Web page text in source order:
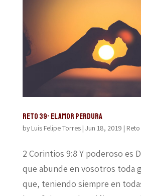
Reto 39- El amor perdura
by Luis Felipe Torres| Jun 18, 2019 |
2 Corintios 9:8 Y poderoso es
que abunde en vosotros toda
que, teniendo siempre en